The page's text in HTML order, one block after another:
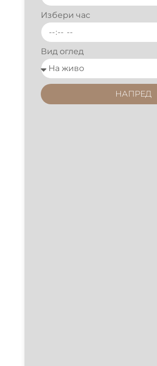
Избери час
Вид оглед
НАПРЕД